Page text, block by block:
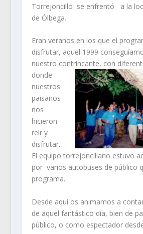
Torrejoncillo se enfrentó a la
de Ólbega.
Eran veranos en los que el
disfrutar, aquel 1999
nuestro contrincante, con
donde
nuestros
paisanos
nos
hicieron
reir y
disfrutar.
El equipo torrejoncillano estuvo
por varios autobuses de público
programa.
Desde aquí os animamos a
de aquel fantástico día, bien de
público, o como espectador